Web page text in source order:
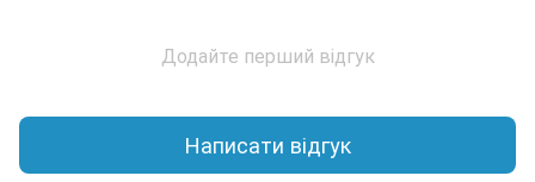
Додайте перший відгук
Написати відгук